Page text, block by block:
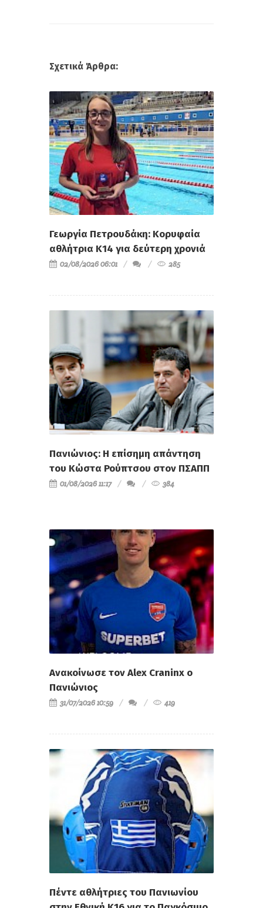
Σχετικά Άρθρα:
Γεωργία Πετρουδάκη: Κορυφαία
αθλήτρια Κ14 για δεύτερη χρονιά
02/08/2026 06:01 285
Πανιώνιος: Η επίσημη απάντηση
του Κώστα Ρούπτσου στον ΠΣΑΠΠ
01/08/2026 11:17 384
Ανακοίνωσε τον Alex Craninx ο
Πανιώνιος
31/07/2026 10:59 419
Πέντε αθλήτριες του Πανιωνίου